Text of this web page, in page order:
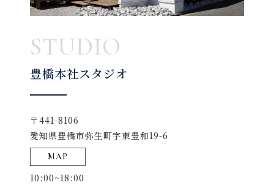
STUDIO
豊橋本社スタジオ
〒441-8106
愛知県豊橋市弥生町字東豊和19-6
MAP
10:00~18:00